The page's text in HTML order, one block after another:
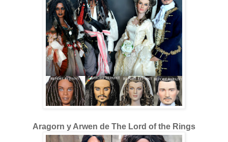
Aragorn y Arwen de The Lord of the Rings